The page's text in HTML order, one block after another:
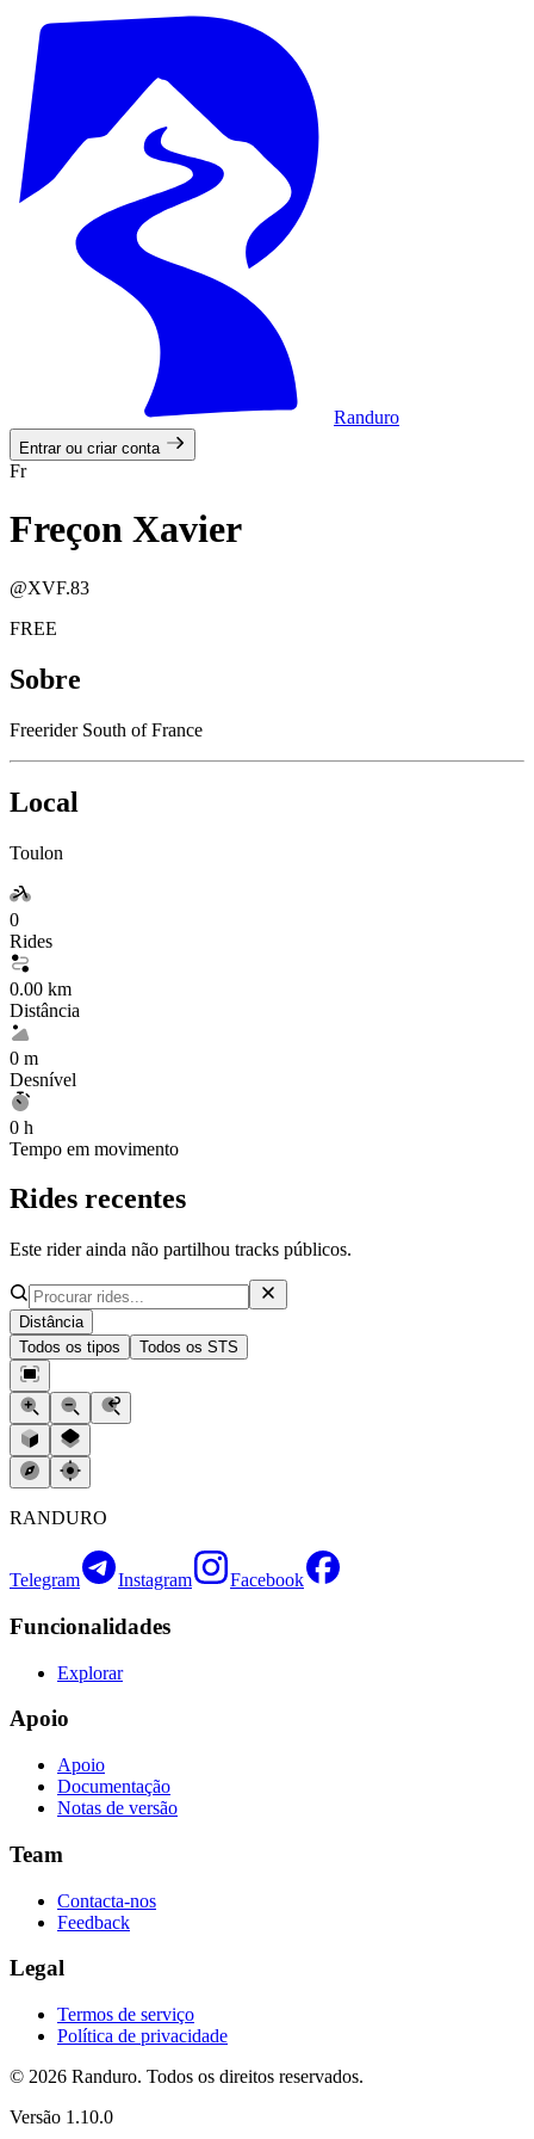
Randuro
Entrar ou criar conta
Fr
Freçon Xavier
@XVF.83
FREE
Sobre
Freerider South of France
Local
Toulon
0
Rides
0.00 km
Distância
0 m
Desnível
0 h
Tempo em movimento
Rides recentes
Este rider ainda não partilhou tracks públicos.
Distância
Todos os tipos
Todos os STS
RANDURO
Telegram Instagram Facebook
Funcionalidades
Explorar
Apoio
Apoio
Documentação
Notas de versão
Team
Contacta-nos
Feedback
Legal
Termos de serviço
Política de privacidade
© 2026 Randuro. Todos os direitos reservados.
Versão 1.10.0